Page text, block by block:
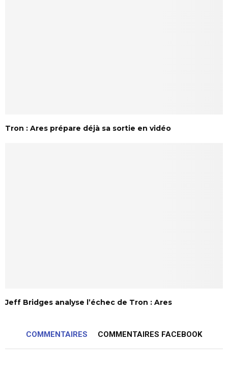
Tron : Ares prépare déjà sa sortie en vidéo
Jeff Bridges analyse l’échec de Tron : Ares
COMMENTAIRES COMMENTAIRES FACEBOOK